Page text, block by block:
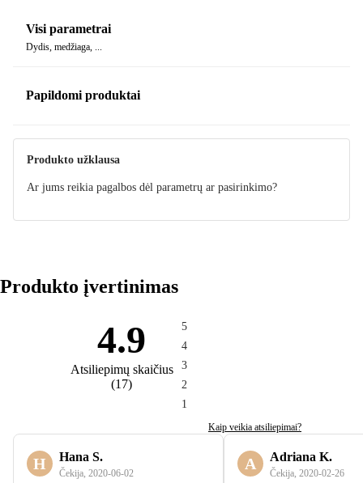
Visi parametrai
Dydis, medžiaga, ...
Papildomi produktai
Produkto užklausa
Ar jums reikia pagalbos dėl parametrų ar pasirinkimo?
Produkto įvertinimas
4.9
Atsiliepimų skaičius
(17)
5
4
3
2
1
Kaip veikia atsiliepimai?
H Hana S.
Čekija 2020‑06‑02
A Adriana K.
Čekija 2020‑02‑26